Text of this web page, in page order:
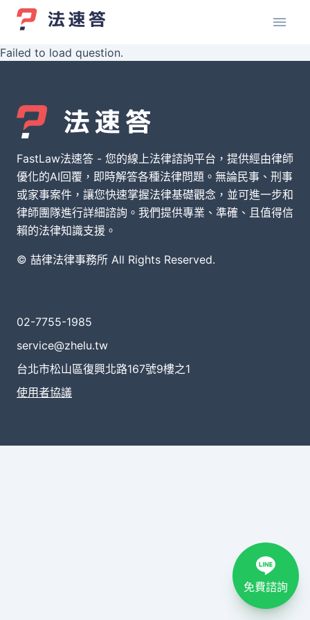
Failed to load question.
FastLaw法速答 - 您的線上法律諮詢平台，提供經由律師
優化的AI回覆，即時解答各種法律問題。無論民事、刑事
或家事案件，讓您快速掌握法律基礎觀念，並可進一步和
律師團隊進行詳細諮詢。我們提供專業、準確、且值得信
賴的法律知識支援。
© 喆律法律事務所 All Rights Reserved.
02-7755-1985
service@zhelu.tw
台北市松山區復興北路167號9樓之1
使用者協議
免費諮詢